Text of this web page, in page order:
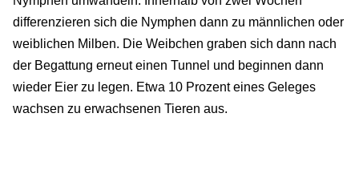
differenzieren sich die Nymphen dann zu männlichen oder
weiblichen Milben. Die Weibchen graben sich dann nach
der Begattung erneut einen Tunnel und beginnen dann
wieder Eier zu legen. Etwa 10 Prozent eines Geleges
wachsen zu erwachsenen Tieren aus.